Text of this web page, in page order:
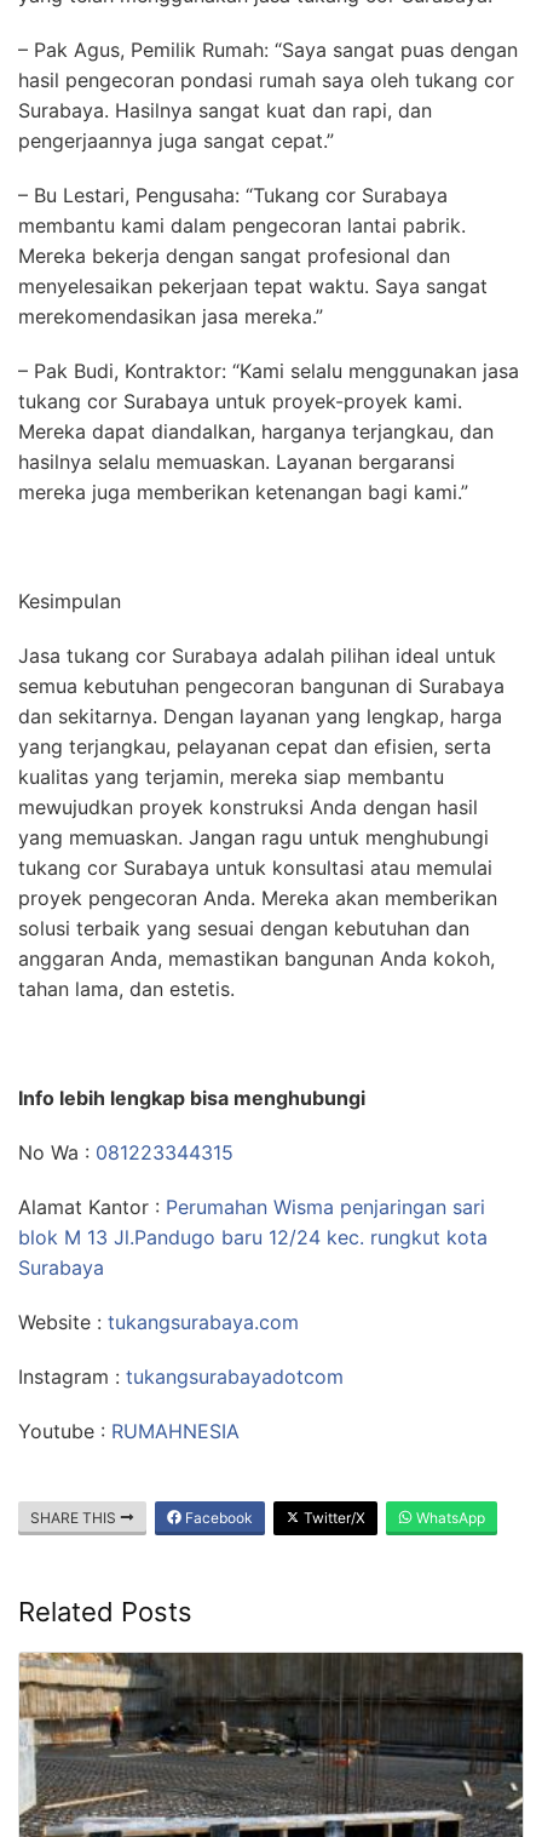
– Pak Agus, Pemilik Rumah: “Saya sangat puas dengan
hasil pengecoran pondasi rumah saya oleh tukang cor
Surabaya. Hasilnya sangat kuat dan rapi, dan
pengerjaannya juga sangat cepat.”
– Bu Lestari, Pengusaha: “Tukang cor Surabaya
membantu kami dalam pengecoran lantai pabrik.
Mereka bekerja dengan sangat profesional dan
menyelesaikan pekerjaan tepat waktu. Saya sangat
merekomendasikan jasa mereka.”
– Pak Budi, Kontraktor: “Kami selalu menggunakan jasa
tukang cor Surabaya untuk proyek-proyek kami.
Mereka dapat diandalkan, harganya terjangkau, dan
hasilnya selalu memuaskan. Layanan bergaransi
mereka juga memberikan ketenangan bagi kami.”
Kesimpulan
Jasa tukang cor Surabaya adalah pilihan ideal untuk
semua kebutuhan pengecoran bangunan di Surabaya
dan sekitarnya. Dengan layanan yang lengkap, harga
yang terjangkau, pelayanan cepat dan efisien, serta
kualitas yang terjamin, mereka siap membantu
mewujudkan proyek konstruksi Anda dengan hasil
yang memuaskan. Jangan ragu untuk menghubungi
tukang cor Surabaya untuk konsultasi atau memulai
proyek pengecoran Anda. Mereka akan memberikan
solusi terbaik yang sesuai dengan kebutuhan dan
anggaran Anda, memastikan bangunan Anda kokoh,
tahan lama, dan estetis.
Info lebih lengkap bisa menghubungi
No Wa : 081223344315
Alamat Kantor : Perumahan Wisma penjaringan sari
blok M 13 Jl.Pandugo baru 12/24 kec. rungkut kota
Surabaya
Website : tukangsurabaya.com
Instagram : tukangsurabayadotcom
Youtube : RUMAHNESIA
SHARE THIS Facebook Twitter/X WhatsApp
Related Posts